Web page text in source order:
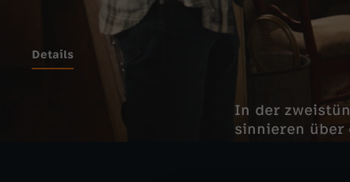
Details
In der
sinnieren über